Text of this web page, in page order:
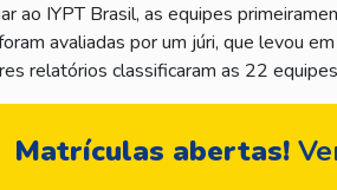
ao IYPT Brasil, as equipes
avaliadas por um júri, que levou
relatórios classificaram as 22
Matrículas abertas!